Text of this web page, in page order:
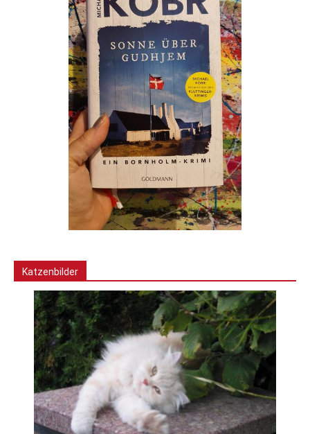
Katzenbilder